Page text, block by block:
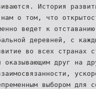
История
нам о том, что
ведет к
деревней, с
во всех странах
оказывающим друг на
выбором для